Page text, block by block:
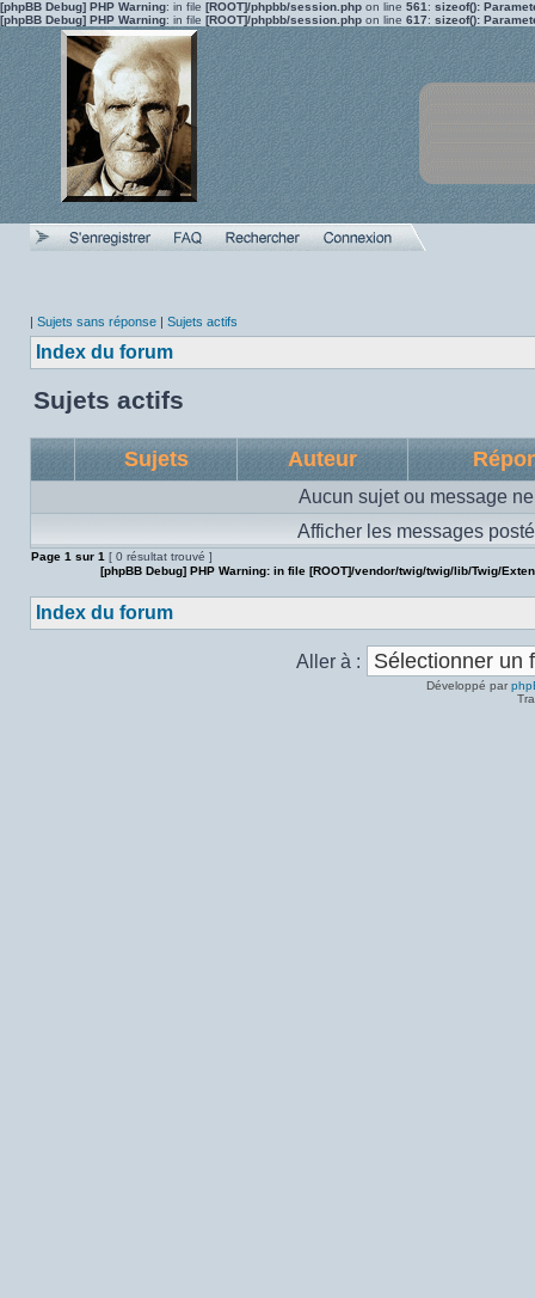
[phpBB Debug] PHP Warning: in file [ROOT]/phpbb/session.php on line 561 : sizeof():
[phpBB Debug] PHP Warning: in file [ROOT]/phpbb/session.php on line 617: sizeof():
| Sujets sans réponse | Sujets actifs
Index du forum
Sujets actifs
Sujets Auteur
Aucun sujet ou message
Afficher les messages
Page 1 sur 1 [ 0 résultat trouvé ]
[phpBB Debug] PHP Warning: in file [ROOT]/vendor/twig/twig/lib/Twig/
Index du forum
Aller à :
Développé par